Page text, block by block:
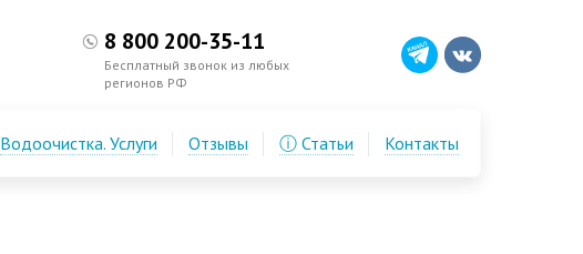
8 800 200-35-11
Бесплатный звонок из любых
регионов РФ
Водоочистка. Услуги Отзывы ⓘ Статьи Контакты